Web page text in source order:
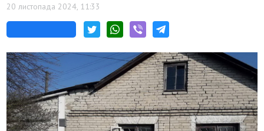
20 листопада 2024, 11:33